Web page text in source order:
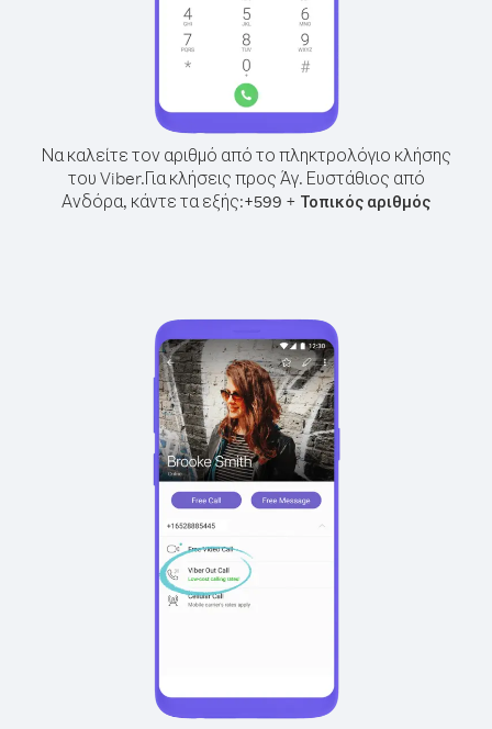
Να καλείτε τον αριθμό από το πληκτρολόγιο κλήσης
του Viber.Για κλήσεις προς Άγ. Ευστάθιος από
Ανδόρα, κάντε τα εξής:+599 + Τοπικός αριθμός